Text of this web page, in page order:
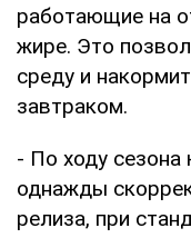
работающие на
жире. Это
среду и
завтраком.
- По ходу
однажды
релиза, при